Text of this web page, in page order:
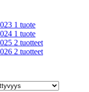
1 tuote
1 tuote
2 tuotteet
2 tuotteet